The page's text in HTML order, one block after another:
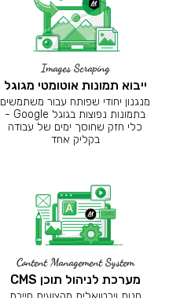
Images Scraping
ייבוא תמונות אוטומטי מגוגל
מנגנון יחודי שפותח עבור משתמשים
בתמונות נפוצות בגוגל Google -
כלי חזק שחוסך ימים של עבודה
בקליק אחד
Content Management System
מערכת לניהול תוכן CMS